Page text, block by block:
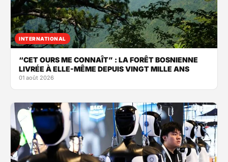
INTERNATIONAL
“CET OURS ME CONNAÎT” : LA FORÊT BOSNIENNE
LIVRÉE À ELLE-MÊME DEPUIS VINGT MILLE ANS
01 août 2026